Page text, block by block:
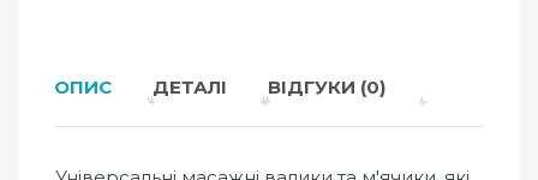
ОПИС ДЕТАЛІ ВІДГУКИ (0)